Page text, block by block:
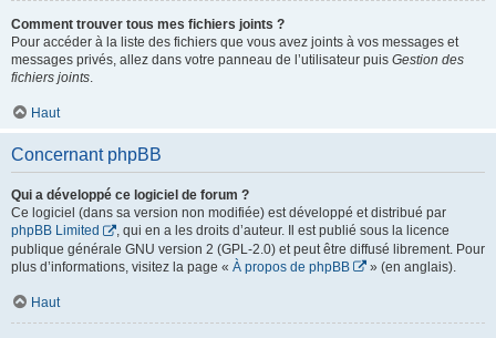
Comment trouver tous mes fichiers joints ?
Pour accéder à la liste des fichiers que vous avez joints à vos messages et
messages privés, allez dans votre panneau de l’utilisateur puis Gestion des
fichiers joints.
Haut
Concernant phpBB
Qui a développé ce logiciel de forum ?
Ce logiciel (dans sa version non modifiée) est développé et distribué par
phpBB Limited
, qui en a les droits d’auteur. Il est publié sous la licence
publique générale GNU version 2 (GPL-2.0) et peut être diffusé librement. Pour
plus d’informations, visitez la page « À propos de phpBB » (en anglais).
Haut